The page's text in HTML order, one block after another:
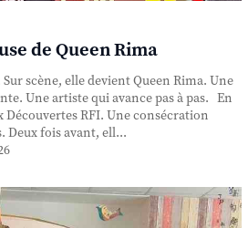
de Queen Rima
scène, elle devient Queen Rima. Une
Une artiste qui avance pas à pas. En
Découvertes RFI. Une consécration
Deux fois avant, ell...